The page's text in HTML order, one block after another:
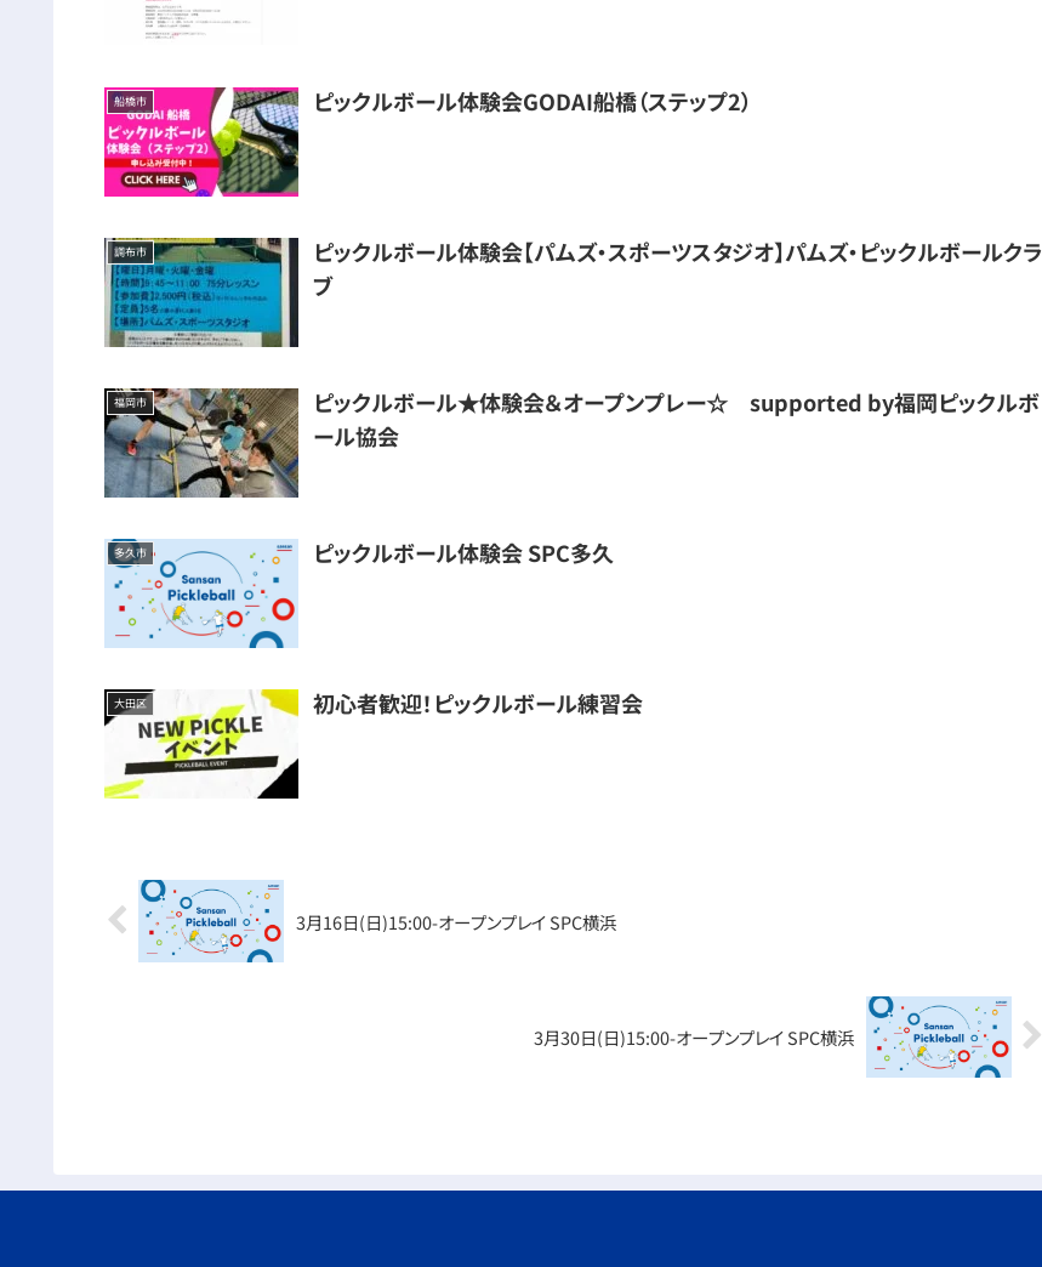
船橋市 ピックルボール体験会GODAI船橋（ステップ2）
調布市
ピックルボール体験会【パムズ・スポーツスタジオ】パムズ・ピックルボールクラ
ブ
福岡市
ピックルボール★体験会＆オープンプレー☆ supported by福岡ピックルボ
ール協会
多久市 ピックルボール体験会 SPC多久
大田区 初心者歓迎！ピックルボール練習会
3月16日(日)15:00-オープンプレイ SPC横浜
3月30日(日)15:00-オープンプレイ SPC横浜